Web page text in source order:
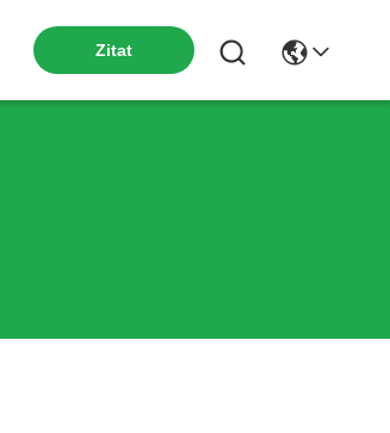
Zitat